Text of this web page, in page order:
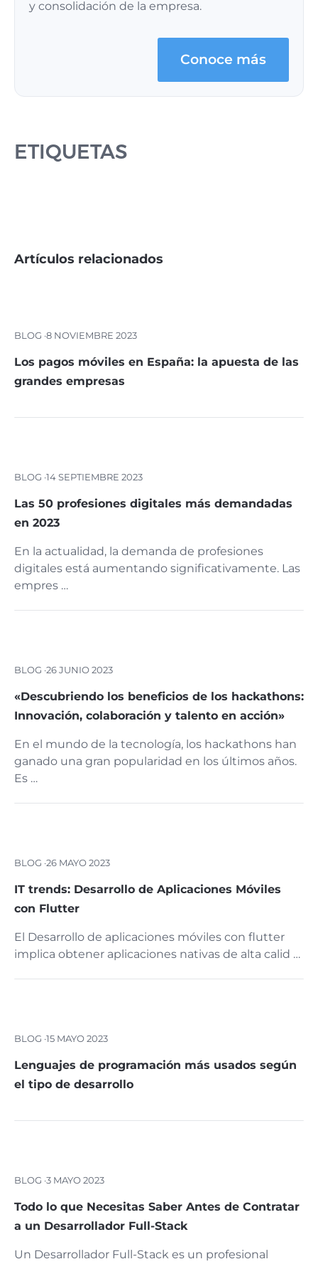
y consolidación de la empresa.
Conoce más
ETIQUETAS
Artículos relacionados
BLOG ·8 NOVIEMBRE 2023
Los pagos móviles en España: la apuesta de las
grandes empresas
BLOG ·14 SEPTIEMBRE 2023
Las 50 profesiones digitales más demandadas
en 2023
En la actualidad, la demanda de profesiones
digitales está aumentando significativamente. Las
empres …
BLOG ·26 JUNIO 2023
«Descubriendo los beneficios de los hackathons:
Innovación, colaboración y talento en acción»
En el mundo de la tecnología, los hackathons han
ganado una gran popularidad en los últimos años.
Es …
BLOG ·26 MAYO 2023
IT trends: Desarrollo de Aplicaciones Móviles
con Flutter
El Desarrollo de aplicaciones móviles con flutter
implica obtener aplicaciones nativas de alta calid …
BLOG ·15 MAYO 2023
Lenguajes de programación más usados según
el tipo de desarrollo
BLOG ·3 MAYO 2023
Todo lo que Necesitas Saber Antes de Contratar
a un Desarrollador Full-Stack
Un Desarrollador Full-Stack es un profesional